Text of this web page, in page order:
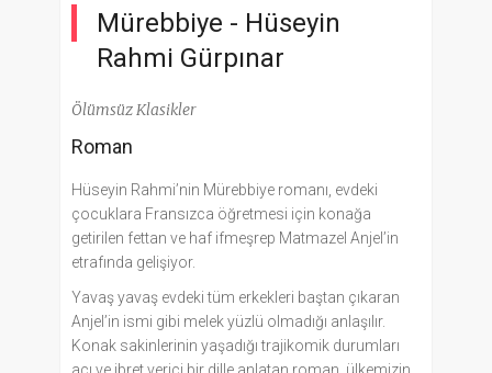
Mürebbiye - Hüseyin
Rahmi Gürpınar
Ölümsüz Klasikler
Roman
Hüseyin Rahmi’nin Mürebbiye romanı, evdeki
çocuklara Fransızca öğretmesi için konağa
getirilen fettan ve haf ifmeşrep Matmazel Anjel’in
etrafında gelişiyor.
Yavaş yavaş evdeki tüm erkekleri baştan çıkaran
Anjel’in ismi gibi melek yüzlü olmadığı anlaşılır.
Konak sakinlerinin yaşadığı trajikomik durumları